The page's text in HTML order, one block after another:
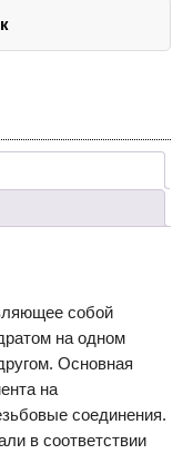
собой
на одном
Основная
на
соединения.
в соответствии